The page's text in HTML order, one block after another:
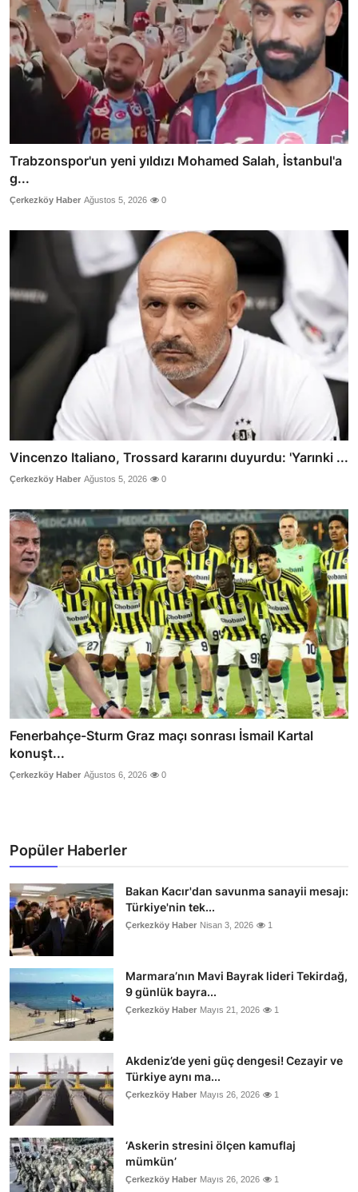
Trabzonspor'un yeni yıldızı Mohamed Salah, İstanbul'a
g...
Çerkezköy Haber Ağustos 5, 2026 0
Vincenzo Italiano, Trossard kararını duyurdu: 'Yarınki ...
Çerkezköy Haber Ağustos 5, 2026 0
Fenerbahçe-Sturm Graz maçı sonrası İsmail Kartal
konuşt...
Çerkezköy Haber Ağustos 6, 2026 0
Popüler Haberler
Bakan Kacır'dan savunma sanayii mesajı:
Türkiye'nin tek...
Çerkezköy Haber Nisan 3, 2026 1
Marmara’nın Mavi Bayrak lideri Tekirdağ,
9 günlük bayra...
Çerkezköy Haber Mayıs 21, 2026 1
Akdeniz’de yeni güç dengesi! Cezayir ve
Türkiye aynı ma...
Çerkezköy Haber Mayıs 26, 2026 1
‘Askerin stresini ölçen kamuflaj
mümkün’
Çerkezköy Haber Mayıs 26, 2026 1